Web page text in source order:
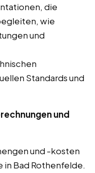
die
wie
und
Standards und
und
und -kosten
in Bad Rothenfelde.